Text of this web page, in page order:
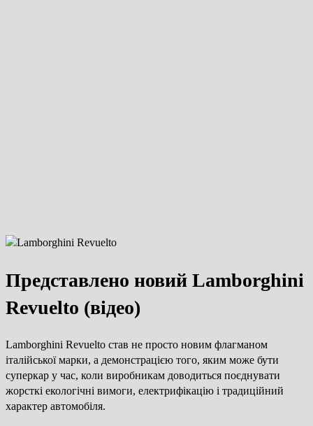
Представлено новий Lamborghini
Revuelto (відео)
Lamborghini Revuelto став не просто новим флагманом
італійської марки, а демонстрацією того, яким може бути
суперкар у час, коли виробникам доводиться поєднувати
жорсткі екологічні вимоги, електрифікацію і традиційний
характер автомобіля.